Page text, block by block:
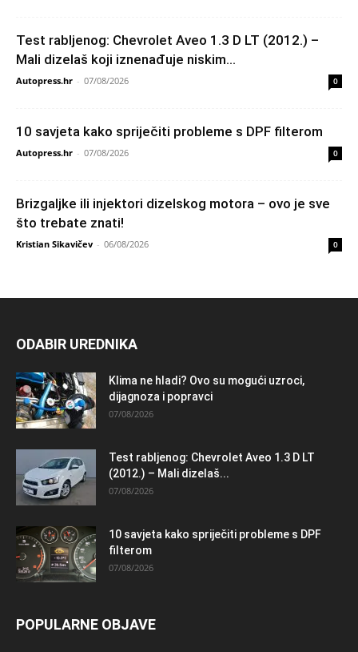
Test rabljenog: Chevrolet Aveo 1.3 D LT (2012.) –
Mali dizelaš koji iznenađuje niskim...
Autopress.hr - 07/08/2026 0
10 savjeta kako spriječiti probleme s DPF filterom
Autopress.hr - 07/08/2026 0
Brizgaljke ili injektori dizelskog motora – ovo je sve
što trebate znati!
Kristian Sikavičev - 06/08/2026 0
ODABIR UREDNIKA
Klima ne hladi? Ovo su mogući uzroci,
dijagnoza i popravci
07/08/2026
Test rabljenog: Chevrolet Aveo 1.3 D LT
(2012.) – Mali dizelaš...
07/08/2026
10 savjeta kako spriječiti probleme s DPF
filterom
07/08/2026
POPULARNE OBJAVE